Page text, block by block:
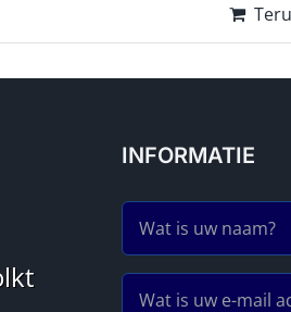
Thomas Wilhelm
11 maanden geleden
INFORMATIE